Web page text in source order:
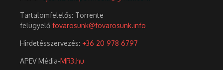
Tartalomfelelős: Torrente
felügyelő fovarosunk@fovarosunk.info
Hirdetésszervezés: +36 20 978 6797
APEV Média-MR3.hu